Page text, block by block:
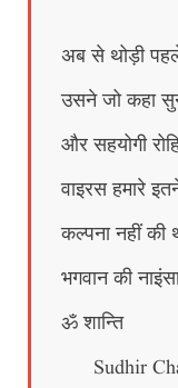
अब से थोड़ी
उसने जो कहा
और सहयोगी
वाइरस हमारे
कल्पना नहीं की
भगवान की
ॐ शान्ति